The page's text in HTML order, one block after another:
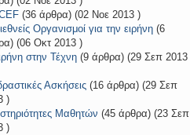
(36 άρθρα) (02 Νοε 2013 )
Οργανισμοί για την ειρήνη (6
(06 Οκτ 2013 )
στην Τέχνη (9 άρθρα) (29 Σεπ 2013
Ασκήσεις (16 άρθρα) (29 Σεπ
)
Μαθητών (45 άρθρα) (23 Σεπ
)